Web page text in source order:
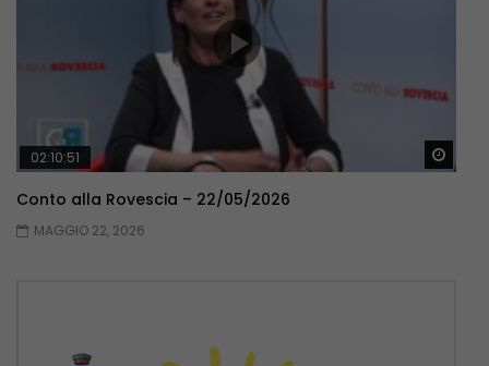
02:10:51
Conto alla Rovescia – 22/05/2026
MAGGIO 22, 2026